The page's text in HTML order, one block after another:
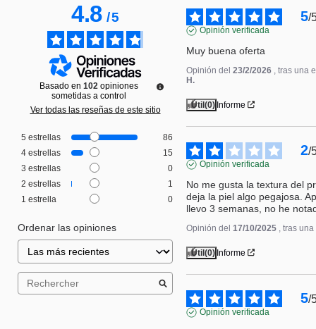
4.8/5
Basado en 102 opiniones
sometidas a control
Ver todas las reseñas de este sitio
5 estrellas
86
4 estrellas
15
3 estrellas
0
2 estrellas
1
1 estrella 0
Ordenar las opiniones
5/
Opinión verificada
Muy buena oferta
Opinión del23/2/2026
, tras una
H.
Útil(0) Informe
2/
Opinión verificada
No me gusta la textura del
deja la piel algo pegajosa.
llevo 3 semanas, no he
Opinión del 17/10/2025 , tras
Útil(0) Informe
5/
Opinión verificada